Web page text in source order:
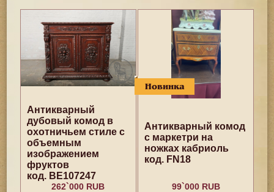
Антикварный
дубовый комод в
охотничьем стиле с
объемным
изображением
фруктов
код. BE107247
262`000 RUB
Новинка
Антикварный комод
с маркетри на
ножках кабриоль
код. FN18
99`000 RUB